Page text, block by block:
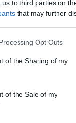
us to third parties on
that may further
Opt Outs
of the Sharing of my
of the Sale of my